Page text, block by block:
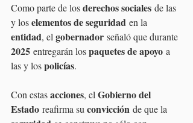
Como parte de los derechos sociales de las
y los elementos de seguridad en la
entidad, el gobernador señaló que durante
2025 entregarán los paquetes de apoyo a
las y los policías.
Con estas acciones, el Gobierno del
Estado reafirma su convicción de que la